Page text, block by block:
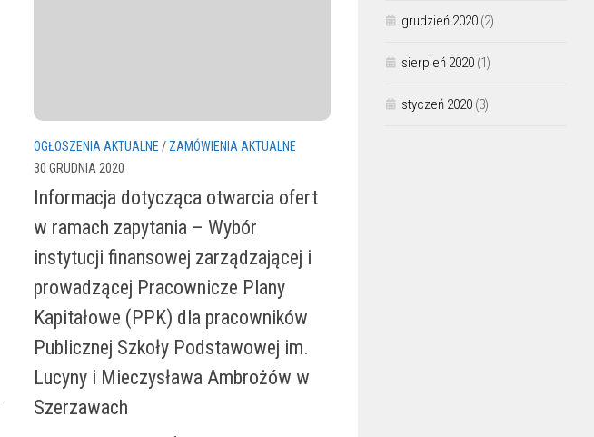
OGŁOSZENIA AKTUALNE / ZAMÓWIENIA AKTUALNE
30 GRUDNIA 2020
Informacja dotycząca otwarcia ofert
w ramach zapytania – Wybór
instytucji finansowej zarządzającej i
prowadzącej Pracownicze Plany
Kapitałowe (PPK) dla pracowników
Publicznej Szkoły Podstawowej im.
Lucyny i Mieczysława Ambrożów w
Szerzawach
grudzień 2020 (2)
sierpień 2020 (1)
styczeń 2020 (3)